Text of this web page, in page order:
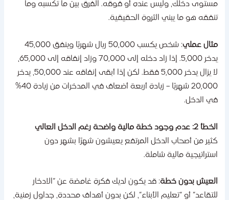
دخلك، وليس عنده أو فوقه. الفرق بين ما تكسبه وما
هو ما يبني الثروة الحقيقية.
عملي
: شخص يكسب 50,000 ريال شهريًا وينفق 45,000
يدخر 5,000. إذا زاد دخله إلى 70,000 وزاد إنفاقه إلى 65,000،
لا يزال يدخر 5,000 فقط. لكن إذا أبقى إنفاقه عند 50,000، يدخر
20,000 شهريًا – زيادة أربعة أضعاف في المدخرات من زيادة 40%
الدخل.
وجود خطة مالية واضحة رغم الدخل العالي
من أصحاب الدخل المرتفع يعيشون شهرًا بشهر دون
مالية شاملة.
بدون خطة: قد يكون لديك فكرة غامضة عن “الادخار
أو “تعليم الأبناء”، لكن بدون أهداف محددة، جداول زمنية،